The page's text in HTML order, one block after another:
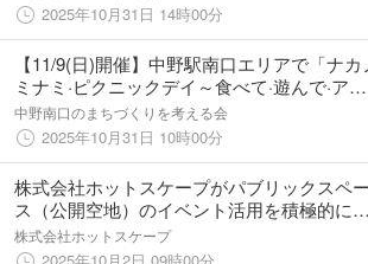
2025年10月31日 14時00分
【11/9(日)開催】中野駅南口エリアで「ナカ
ミナミ·ピクニックデイ～食べて·遊んで·アー
トに触れよう～」を開催！
中野南口のまちづくりを考える会
2025年10月31日 10時00分
株式会社ホットスケープがパブリックスペー
ス（公開空地）のイベント活用を積極的にフ
ォロー。事業計画・運営管理まで一括担当。
株式会社ホットスケープ